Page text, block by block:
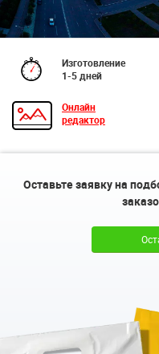
Изготовление
1-5 дней
Онлайн
редактор
Оставьте заявку на